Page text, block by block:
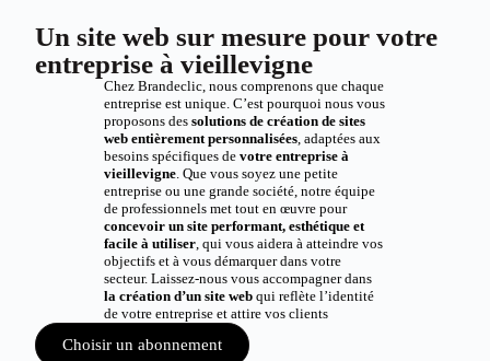
Un site web sur mesure pour votre
entreprise à vieillevigne
Chez Brandeclic, nous comprenons que chaque
entreprise est unique. C’est pourquoi nous vous
proposons des solutions de création de sites
web entièrement personnalisées, adaptées aux
besoins spécifiques de votre entreprise à
vieillevigne. Que vous soyez une petite
entreprise ou une grande société, notre équipe
de professionnels met tout en œuvre pour
concevoir un site performant, esthétique et
facile à utiliser, qui vous aidera à atteindre vos
objectifs et à vous démarquer dans votre
secteur. Laissez-nous vous accompagner dans
la création d’un site webqui reflète l’identité
de votre entreprise et attire vos clients
Choisir un abonnement